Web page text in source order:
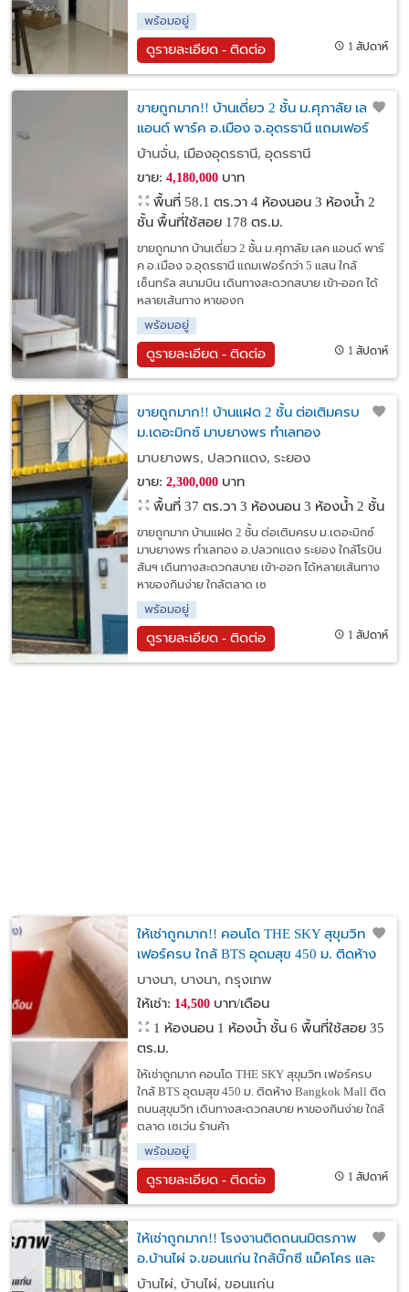
พร้อมอยู่
ดูรายละเอียด - ติดต่อ 1 สัปดาห์
ขายถูกมาก!! บ้านเดี่ยว 2 ชั้น ม.ศุภาลัย เลค
แอนด์ พาร์ค อ.เมือง จ.อุดรธานี แถมเฟอร์
กว่า 5 แสน ใกล้เซ็นทรัล สนามบิน
บ้านจั่น, เมืองอุดรธานี, อุดรธานี
ขาย: 4,180,000บาท
พื้นที่ 58.1 ตร.วา 4 ห้องนอน 3 ห้องน้ำ 2
ชั้น พื้นที่ใช้สอย 178 ตร.ม.
ขายถูกมาก บ้านเดี่ยว 2 ชั้น ม.ศุภาลัย เลค แอนด์ พาร์
ค อ.เมือง จ.อุดรธานี แถมเฟอร์กว่า 5 แสน ใกล้
เซ็นทรัล สนามบิน เดินทางสะดวกสบาย เข้า-ออก ได้
หลายเส้นทาง หาของก
พร้อมอยู่
ดูรายละเอียด - ติดต่อ 1 สัปดาห์
ขายถูกมาก!! บ้านแฝด 2 ชั้น ต่อเติมครบ
ม.เดอะมิกซ์ มาบยางพร ทำเลทอง
อ.ปลวกแดง ระยอง ใกล้โรบินสันฯ
มาบยางพร, ปลวกแดง, ระยอง
ขาย: 2,300,000บาท
พื้นที่ 37 ตร.วา 3 ห้องนอน 3 ห้องน้ำ 2 ชั้น
ขายถูกมาก บ้านแฝด 2 ชั้น ต่อเติมครบ ม.เดอะมิกซ์
มาบยางพร ทำเลทอง อ.ปลวกแดง ระยอง ใกล้โรบิน
สันฯ เดินทางสะดวกสบาย เข้า-ออก ได้หลายเส้นทาง
หาของกินง่าย ใกล้ตลาด เซ
พร้อมอยู่
ดูรายละเอียด - ติดต่อ 1 สัปดาห์
ให้เช่าถูกมาก!! คอนโด THE SKY สุขุมวิท
เฟอร์ครบ ใกล้ BTS อุดมสุข 450 ม. ติดห้าง
Bangkok Mall
บางนา, บางนา, กรุงเทพ
ให้เช่า: 14,500บาท/เดือน
1 ห้องนอน 1 ห้องน้ำ ชั้น 6 พื้นที่ใช้สอย 35
ตร.ม.
ให้เช่าถูกมาก คอนโด THE SKY สุขุมวิท เฟอร์ครบ
ใกล้ BTS อุดมสุข 450 ม. ติดห้าง Bangkok Mall ติด
ถนนสุขุมวิท เดินทางสะดวกสบาย หาของกินง่าย ใกล้
ตลาด เซเว่น ร้านค้า
พร้อมอยู่
ดูรายละเอียด - ติดต่อ 1 สัปดาห์
ให้เช่าถูกมาก!! โรงงานติดถนนมิตรภาพ
อ.บ้านไผ่ จ.ขอนแก่น ใกล้บิ๊กซี แม็คโคร และ
ตัวอำเภอเมืองขอนแก่น
บ้านไผ่, บ้านไผ่, ขอนแก่น